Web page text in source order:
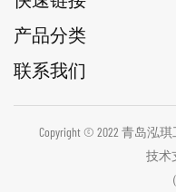
产品分类
联系我们
Copyright © 2022 青岛泓
技术